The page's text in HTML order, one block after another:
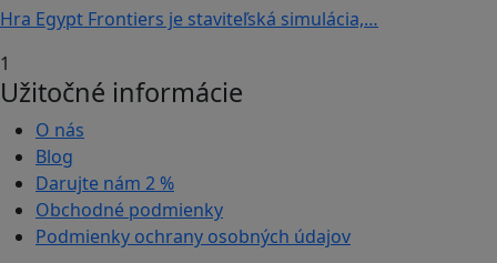
Hra Egypt Frontiers je staviteľská simulácia,…
1
Užitočné informácie
O nás
Blog
Darujte nám 2 %
Obchodné podmienky
Podmienky ochrany osobných údajov